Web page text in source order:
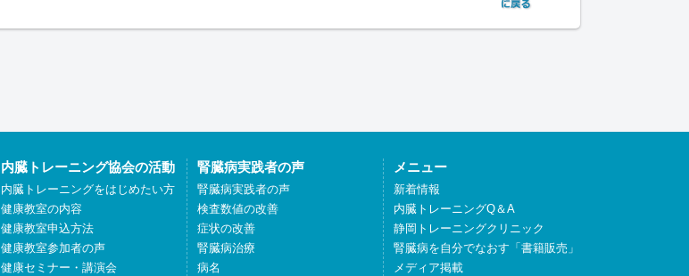
内臓トレーニング協会の活動
内臓トレーニングをはじめたい方
健康教室の内容
健康教室申込方法
健康教室参加者の声
健康セミナー・講演会
腎臓病実践者の声
腎臓病実践者の声
検査数値の改善
症状の改善
腎臓病治療
病名
メニュー
新着情報
内臓トレーニングQ＆A
静岡トレーニングクリニック
腎臓病を自分でなおす「書籍販売」
メディア掲載